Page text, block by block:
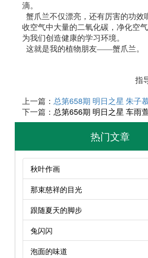
滴。
蟹爪兰不仅漂亮，还有厉害的功效
收空气中大量的二氧化碳，净化空气
为我们创造健康的学习环境。
这就是我的植物朋友——蟹爪兰。
指
上一篇： 总第658期 明日之星 朱子
下一篇： 总第656期 明日之星 车雨
热门文章
秋叶作画
那束慈祥的目光
跟随夏天的脚步
兔闪闪
泡面的味道